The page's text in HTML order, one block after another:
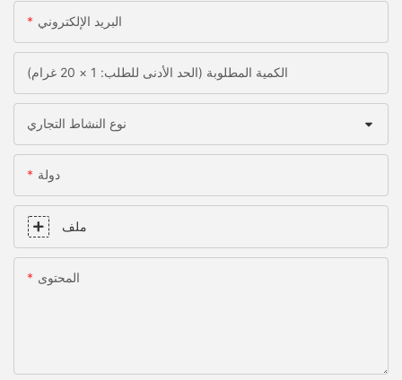
البريد الإلكتروني
الكمية المطلوبة (الحد الأدنى للطلب: 1 × 20 غرام)
نوع النشاط التجاري
دولة
ملف
المحتوى